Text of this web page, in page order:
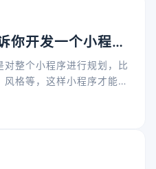
新流量，也方便企业做好电
加入小程序商场的想法，
你开发一个小程序
整个小程序进行规划，比
格等，这样小程序才能做
就会显示的乱七八糟，用